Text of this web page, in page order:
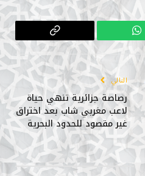
واتساب
Copy
Link
التالي
رصاصة جزائرية تنهي حياة
لاعب مغربي شاب بعد اختراق
غير مقصود للحدود البحرية